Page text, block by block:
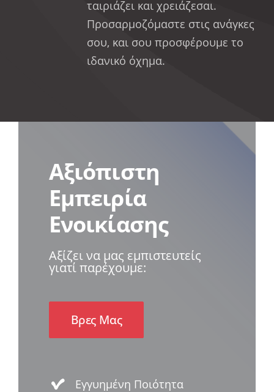
ταιριάζει και χρειάζεσαι.
Προσαρμοζόμαστε στις ανάγκες
σου, και σου προσφέρουμε το
ιδανικό όχημα.
Αξιόπιστη
Εμπειρία
Ενοικίασης
Αξίζει να μας εμπιστευτείς
γιατί παρέχουμε:
Βρες Μας
Εγγυημένη Ποιότητα